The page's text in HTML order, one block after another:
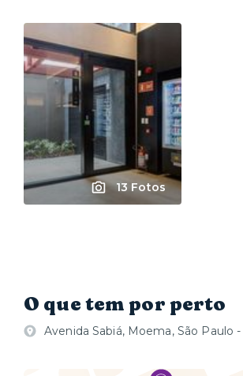
13 Fotos
O que tem por perto
Avenida Sabiá, Moema, São Paulo -